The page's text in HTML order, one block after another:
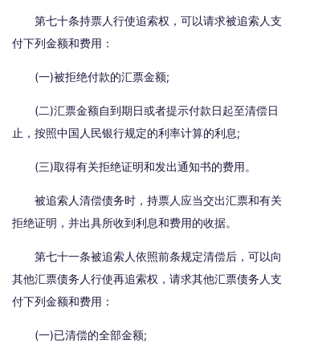
第七十条持票人行使追索权，可以请求被追索人支
付下列金额和费用：
(一)被拒绝付款的汇票金额;
(二)汇票金额自到期日或者提示付款日起至清偿日
止，按照中国人民银行规定的利率计算的利息;
(三)取得有关拒绝证明和发出通知书的费用。
被追索人清偿债务时，持票人应当交出汇票和有关
拒绝证明，并出具所收到利息和费用的收据。
第七十一条被追索人依照前条规定清偿后，可以向
其他汇票债务人行使再追索权，请求其他汇票债务人支
付下列金额和费用：
(一)已清偿的全部金额;